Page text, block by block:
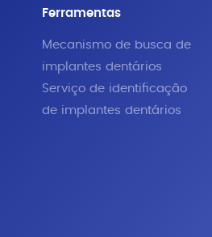
Ferramentas
Mecanismo de busca de
implantes dentários
Serviço de identificação
de implantes dentários